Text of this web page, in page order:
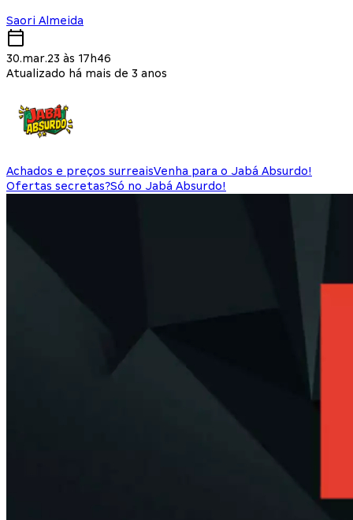
Saori Almeida
30.mar.23 às 17h46
Atualizado há mais de 3 anos
Achados e preços surreaisVenha para o Jabá Absurdo!
Ofertas secretas?Só no Jabá Absurdo!